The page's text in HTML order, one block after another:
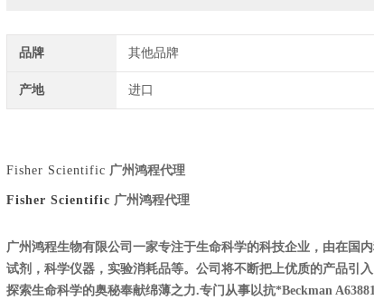
品牌 其他品牌
产地 进口
Fisher Scientific 广州鸿程代理
Fisher Scientific 广州鸿程代理
广州鸿程生物有限公司一家专注于生命科学的科技企业，由在国
试剂，科学仪器，实验消耗品等。公司将不断把上优质的产品引
探索生命科学的奥秘奉献绵薄之力.专门从事以抗*Beckman